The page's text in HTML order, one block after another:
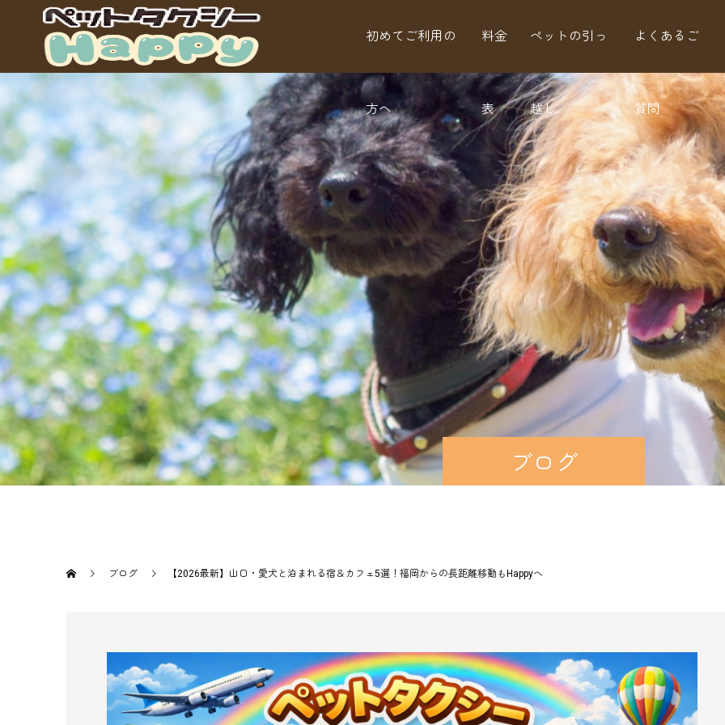
初めてご利用の
方へ
料金
表
ペットの引っ
越し
よくあるご
質問
ブログ
ブログ 【2026最新】山口・愛犬と泊まれる宿＆カフェ5選！福岡からの長距離移動もHappyへ